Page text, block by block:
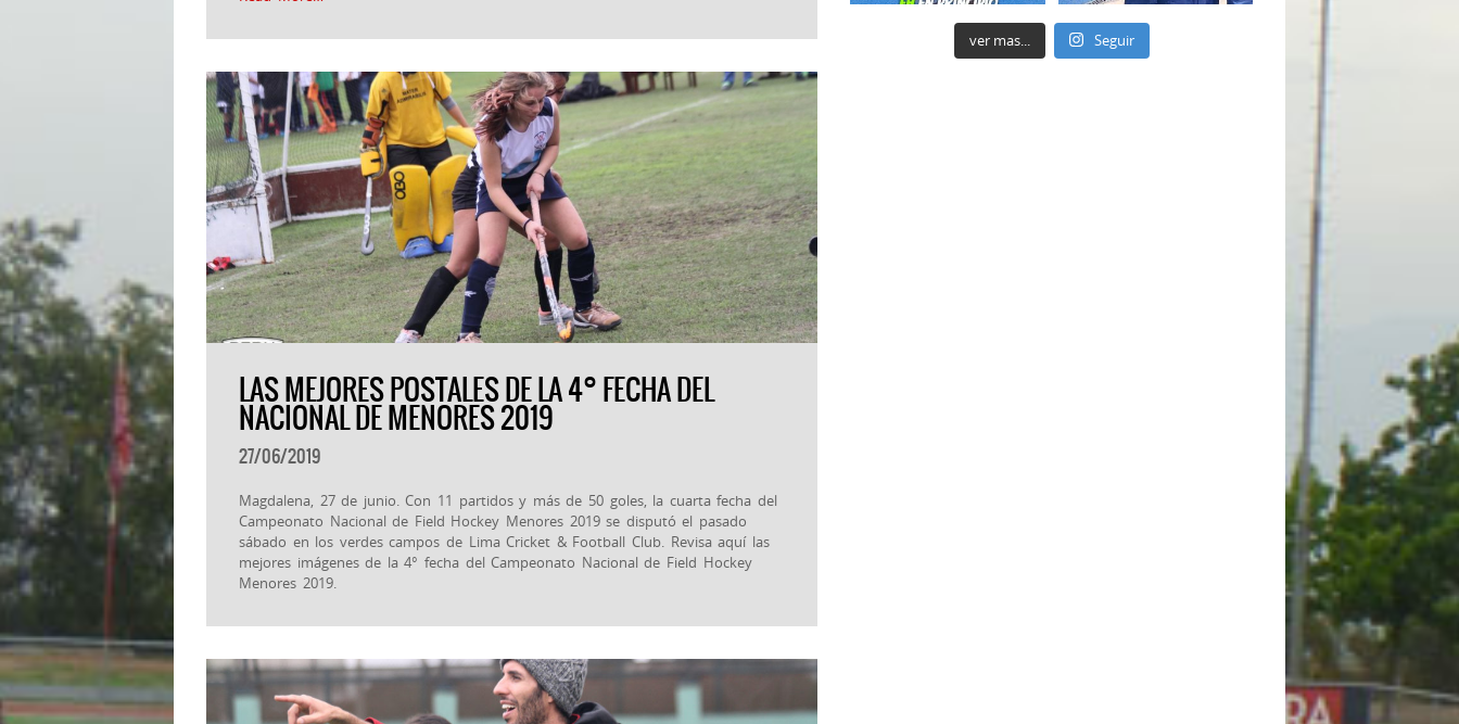
LAS MEJORES POSTALES DE LA 4° FECHA DEL
NACIONAL DE MENORES 2019
27/06/2019
Magdalena, 27 de junio. Con 11 partidos y más de 50 goles, la cuarta fecha del
Campeonato Nacional de Field Hockey Menores 2019 se disputó el pasado
sábado en los verdes campos de Lima Cricket & Football Club. Revisa aquí las
mejores imágenes de la 4° fecha del Campeonato Nacional de Field Hockey
Menores 2019.
ver mas... Seguir